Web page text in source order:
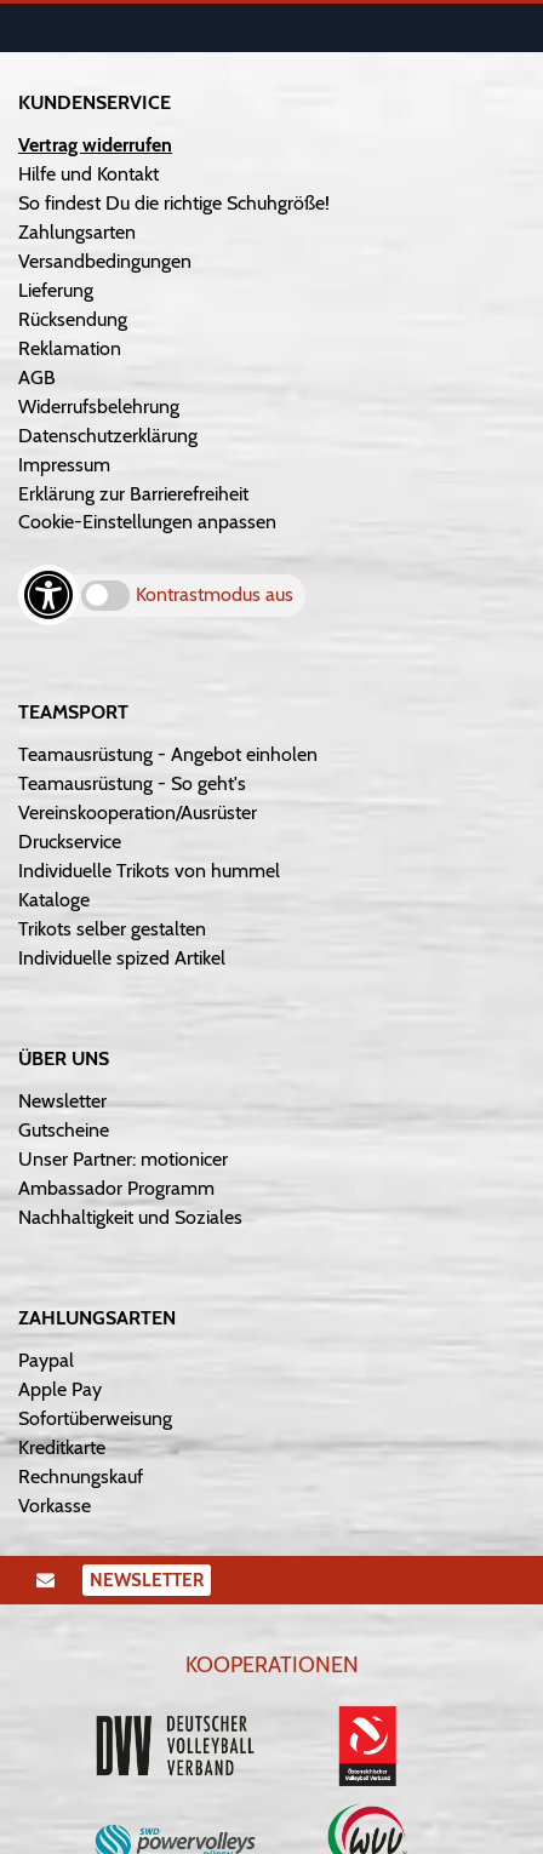
KUNDENSERVICE
Vertrag widerrufen
Hilfe und Kontakt
So findest Du die richtige Schuhgröße!
Zahlungsarten
Versandbedingungen
Lieferung
Rücksendung
Reklamation
AGB
Widerrufsbelehrung
Datenschutzerklärung
Impressum
Erklärung zur Barrierefreiheit
Cookie-Einstellungen anpassen
Kontrastmodus aus
TEAMSPORT
Teamausrüstung - Angebot einholen
Teamausrüstung - So geht's
Vereinskooperation/Ausrüster
Druckservice
Individuelle Trikots von hummel
Kataloge
Trikots selber gestalten
Individuelle spized Artikel
ÜBER UNS
Newsletter
Gutscheine
Unser Partner: motionicer
Ambassador Programm
Nachhaltigkeit und Soziales
ZAHLUNGSARTEN
Paypal
Apple Pay
Sofortüberweisung
Kreditkarte
Rechnungskauf
Vorkasse
NEWSLETTER
KOOPERATIONEN